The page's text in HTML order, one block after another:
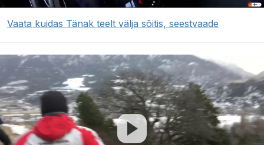
Vaata kuidas Tänak teelt välja sõitis, seestvaade